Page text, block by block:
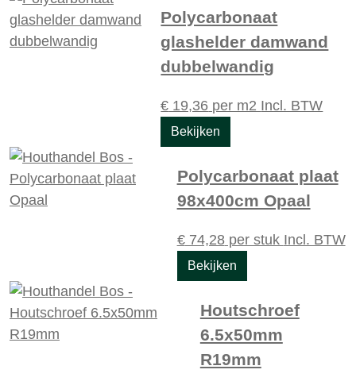
Polycarbonaat
glashelder damwand
dubbelwandig
€ 19,36 per m2 Incl. BTW
Bekijken
Polycarbonaat plaat
98x400cm Opaal
€74,28per stuk Incl. BTW
Bekijken
Houtschroef
6.5x50mm
R19mm